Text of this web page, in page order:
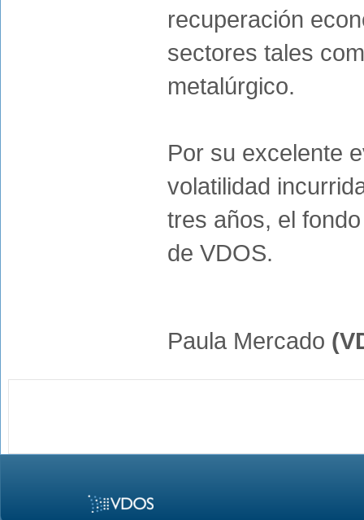
recuperación
sectores tales
metalúrgico.
Por su excelente
volatilidad
tres años, el
de VDOS.
Paula Mercado